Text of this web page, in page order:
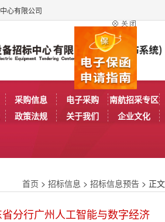
心有限公司
采购信息 电子采购
南航招采专区
政策法规 关于我们
企业文化
首页 > 招标信息 > 招标信息预告 > 正文
分行广州人工智能与数字经济